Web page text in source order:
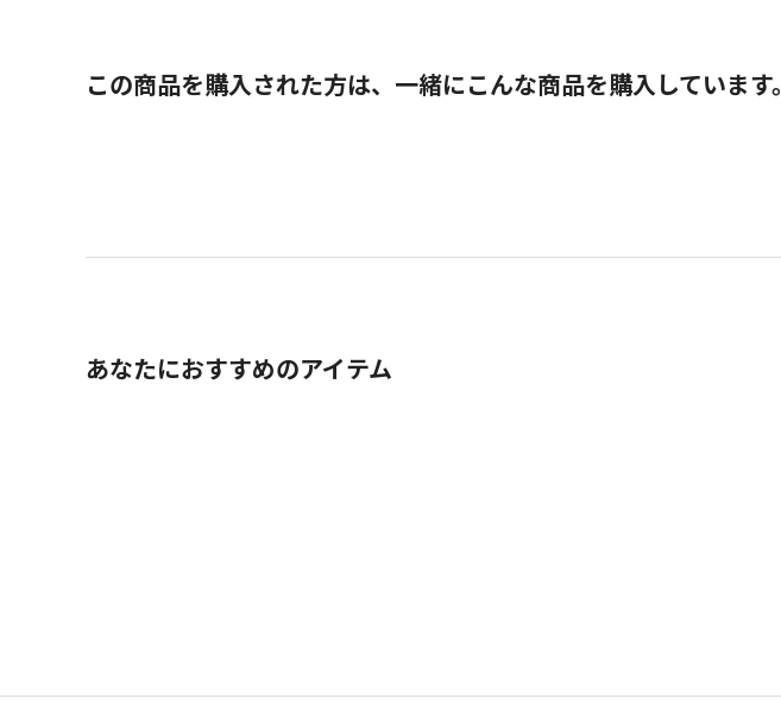
この商品を購入された方は、一緒にこんな商品を購入しています。
あなたにおすすめのアイテム